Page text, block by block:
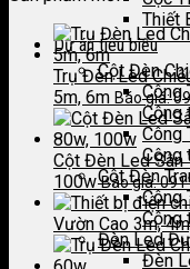
Thiết
Dự án tiêu biểu
Cột Đèn
Công
Cộng
Công
Cộng
Cột Đèn
Công
Cộng
Đèn Led
Đèn
Trụ Đèn Led
5m, 6m Báo giá:
Cột Đèn Led Sân
100w Báo giá:
Vườn Cao 3m,